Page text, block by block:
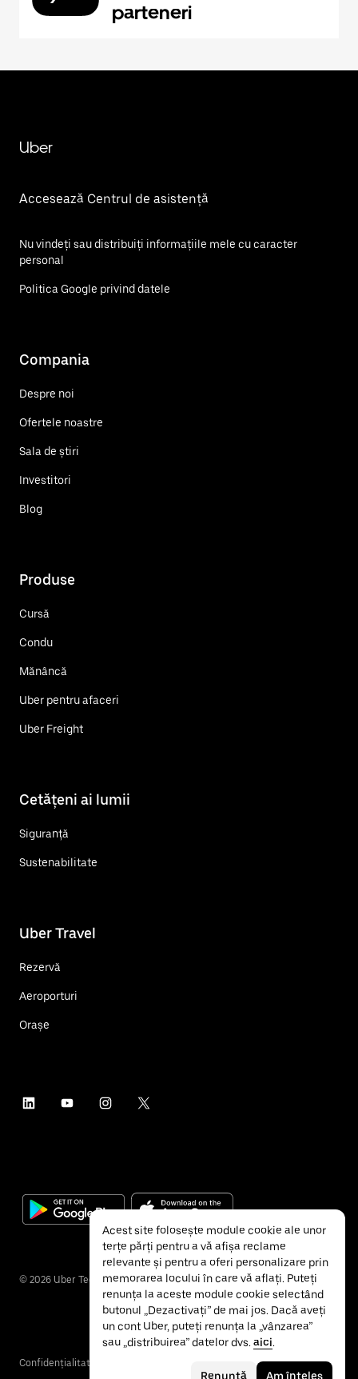
parteneri
Uber
Accesează Centrul de asistență
Nu vindeți sau distribuiți informațiile mele cu caracter
personal
Politica Google privind datele
Compania
Despre noi
Ofertele noastre
Sala de știri
Investitori
Blog
Produse
Cursă
Condu
Mănâncă
Uber pentru afaceri
Uber Freight
Cetățeni ai lumii
Siguranță
Sustenabilitate
Uber Travel
Rezervă
Aeroporturi
Orașe
© 2026 Uber Technologies Inc.
Confidențialitate
Acest site folosește module cookie ale unor
terțe părți pentru a vă afișa reclame
relevante și pentru a oferi personalizare prin
memorarea locului în care vă aflați. Puteți
renunța la aceste module cookie selectând
butonul „Dezactivați” de mai jos. Dacă aveți
un cont Uber, puteți renunța la „vânzarea”
sau „distribuirea” datelor dvs. aici.
Renunță Am înțeles